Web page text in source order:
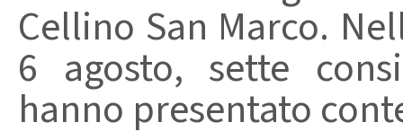
Cellino San Marco.
6 agosto, sette
hanno presentato